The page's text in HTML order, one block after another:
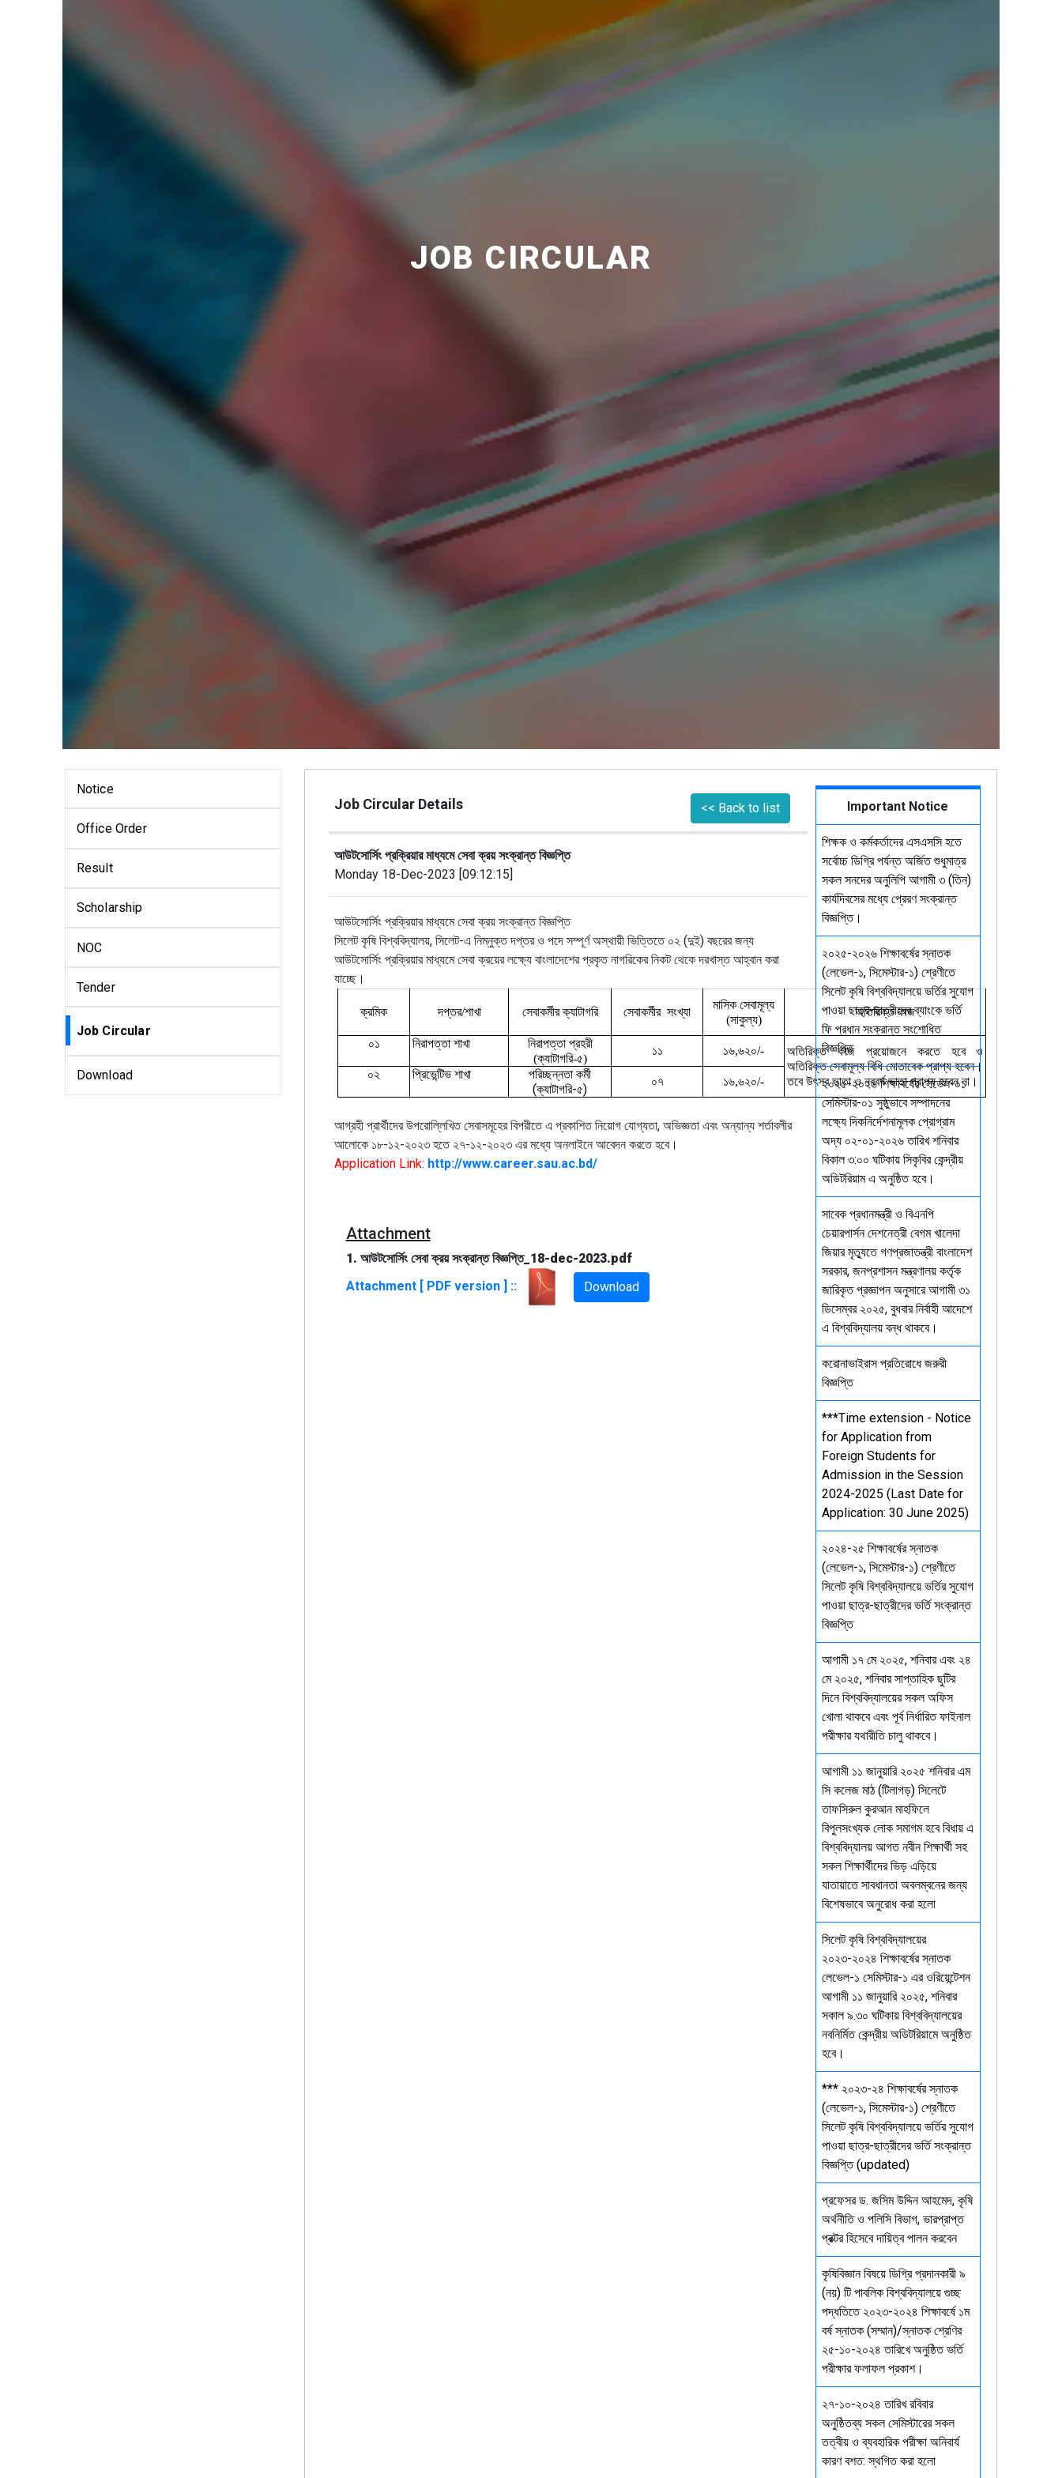
JOB CIRCULAR
Notice
Office Order
Result
Scholarship
NOC
Tender
Job Circular
Download
Job Circular Details << Back to list
আউটসোর্সিং প্রক্রিয়ার মাধ্যমে সেবা ক্রয় সংক্রান্ত বিজ্ঞপ্তি
Monday 18-Dec-2023 [09:12:15]
আউটসোর্সিং প্রক্রিয়ার মাধ্যমে সেবা ক্রয় সংক্রান্ত বিজ্ঞপ্তি
সিলেট কৃষি বিশ্ববিদ্যালয়, সিলেট-এ নিম্নুক্ত দপ্তর ও পদে সম্পূর্ণ অস্থায়ী ভিত্তিতে ০২ (দুই) বছরের জন্য
আউটসোর্সিং প্রক্রিয়ার মাধ্যমে সেবা ক্রয়ের লক্ষ্যে বাংলাদেশের প্রকৃত নাগরিকের নিকট থেকে দরখাস্ত আহ্বান করা
যাচ্ছে।
ক্রমিক দপ্তর/শাখা সেবাকর্মীর ক্যাটাগরি সেবাকর্মীর সংখ্যা মাসিক সেবামূল্য
(সাকুল্য)
অতিরিক্ত কাজ
০১ নিরাপত্তা শাখা নিরাপত্তা প্রহরী
(ক্যাটাগরি-৫)
১১ ১৬,৬২০/- অতিরিক্ত কাজ প্রয়োজনে করতে হবে
ও
অতিরিক্ত সেবামূল্য বিধি মোতাবেক প্রাপ্য হবেন।
তবে উৎসব ভাতা ও নববর্ষ ভাতা প্রাপ্য হবেন না।
০২ প্রিভেন্টিভ শাখা
পরিচ্ছন্নতা কর্মী
(ক্যাটাগরি-৫)
০৭ ১৬,৬২০/-
আগ্রহী প্রার্থীদের উপরোল্লিখিত সেবাসমূহের বিপরীতে এ প্রকাশিত নিয়োগ যোগ্যতা, অভিজ্ঞতা এবং অন্যান্য শর্তাবলীর
আলোকে ১৮-১২-২০২৩ হতে ২৭-১২-২০২৩ এর মধ্যে অনলাইনে আবেদন করতে হবে।
Application Link: http://www.career.sau.ac.bd/
Attachment
1. আউটসোর্সিং সেবা ক্রয় সংক্রান্ত বিজ্ঞপ্তি_18-dec-2023.pdf
Attachment [ PDF version ] ::
Download
Important Notice
শিক্ষক ও কর্মকর্তাদের এসএসসি হতে
সর্বোচ্চ ডিগ্রি পর্যন্ত অর্জিত শুধুমাত্র
সকল সনদের অনুলিপি আগামী ৩ (তিন)
কার্যদিবসের মধ্যে প্রেরণ সংক্রান্ত
বিজ্ঞপ্তি।
২০২৫-২০২৬ শিক্ষাবর্ষের স্নাতক
(লেভেল-১, সিমেস্টার-১) শ্রেণীতে
সিলেট কৃষি বিশ্ববিদ্যালয়ে ভর্তির সুযোগ
পাওয়া ছাত্র-ছাত্রীদের ব্যাংকে ভর্তি
ফি প্রধান সংক্রান্ত সংশোধিত
বিজ্ঞপ্তি
২০২৫-২০২৬ শিক্ষাবর্ষের লেভেল-০১
সেমিস্টার-০১ সুষ্ঠুভাবে সম্পাদনের
লক্ষ্যে দিকনির্দেশনামূলক প্রোগ্রাম
অদ্য ০২-০১-২০২৬ তারিখ শনিবার
বিকাল ৩:০০ ঘটিকায় সিকৃবির কেন্দ্রীয়
অডিটরিয়াম এ অনুষ্ঠিত হবে।
সাবেক প্রধানমন্ত্রী ও বিএনপি
চেয়ারপার্সন দেশনেত্রী বেগম খালেদা
জিয়ার মৃত্যুতে গণপ্রজাতন্ত্রী বাংলাদেশ
সরকার, জনপ্রশাসন মন্ত্রণালয় কর্তৃক
জারিকৃত প্রজ্ঞাপন অনুসারে আগামী ৩১
ডিসেম্বর ২০২৫, বুধবার নির্বাহী আদেশে
এ বিশ্ববিদ্যালয় বন্ধ থাকবে।
করোনাভাইরাস প্রতিরোধে জরুরী
বিজ্ঞপ্তি
***Time extension - Notice
for Application from
Foreign Students for
Admission in the Session
2024-2025 (Last Date for
Application: 30 June 2025)
২০২৪-২৫ শিক্ষাবর্ষের স্নাতক
(লেভেল-১, সিমেস্টার-১) শ্রেণীতে
সিলেট কৃষি বিশ্ববিদ্যালয়ে ভর্তির সুযোগ
পাওয়া ছাত্র-ছাত্রীদের ভর্তি সংক্রান্ত
বিজ্ঞপ্তি
আগামী ১৭ মে ২০২৫, শনিবার এবং ২৪
মে ২০২৫, শনিবার সাপ্তাহিক ছুটির
দিনে বিশ্ববিদ্যালয়ের সকল অফিস
খোলা থাকবে এবং পূর্ব নির্ধারিত ফাইনাল
পরীক্ষার যথারীতি চালু থাকবে।
আগামী ১১ জানুয়ারি ২০২৫ শনিবার এম
সি কলেজ মাঠ (টিলাগড়) সিলেটে
তাফসিরুল কুরআন মাহফিলে
বিপুলসংখ্যক লোক সমাগম হবে বিধায় এ
বিশ্ববিদ্যালয় আগত নবীন শিক্ষার্থী সহ
সকল শিক্ষার্থীদের ভিড় এড়িয়ে
যাতায়াতে সাবধানতা অবলম্বনের জন্য
বিশেষভাবে অনুরোধ করা হলো
সিলেট কৃষি বিশ্ববিদ্যালয়ের
২০২৩-২০২৪ শিক্ষাবর্ষের স্নাতক
লেভেল-১ সেমিস্টার-১ এর ওরিয়েন্টেশন
আগামী ১১ জানুয়ারি ২০২৫, শনিবার
সকাল ৯.৩০ ঘটিকায় বিশ্ববিদ্যালয়ের
নবনির্মিত কেন্দ্রীয় অডিটরিয়ামে অনুষ্ঠিত
হবে।
*** ২০২৩-২৪ শিক্ষাবর্ষের স্নাতক
(লেভেল-১, সিমেস্টার-১) শ্রেণীতে
সিলেট কৃষি বিশ্ববিদ্যালয়ে ভর্তির সুযোগ
পাওয়া ছাত্র-ছাত্রীদের ভর্তি সংক্রান্ত
বিজ্ঞপ্তি (updated)
প্রফেসর ড. জসিম উদ্দিন আহমেদ, কৃষি
অর্থনীতি ও পলিসি বিভাগ, ভারপ্রাপ্ত
প্রক্টর হিসেবে দায়িত্ব পালন করবেন
কৃষিবিজ্ঞান বিষয়ে ডিগ্রি প্রদানকারী ৯
(নয়) টি পাবলিক বিশ্ববিদ্যালয়ে গুচ্ছ
পদ্ধতিতে ২০২৩-২০২৪ শিক্ষাবর্ষে ১ম
বর্ষ স্নাতক (সম্মান)/স্নাতক শ্রেণির
২৫-১০-২০২৪ তারিখে অনুষ্ঠিত ভর্তি
পরীক্ষার ফলাফল প্রকাশ।
২৭-১০-২০২৪ তারিখ রবিবার
অনুষ্ঠিতব্য সকল সেমিস্টারের সকল
তত্বীয় ও ব্যবহারিক পরীক্ষা অনিবার্য
কারণ বশত: স্থগিত করা হলো